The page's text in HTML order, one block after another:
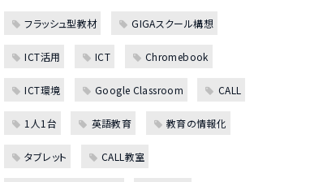
フラッシュ型教材 GIGAスクール構想
ICT活用 ICT Chromebook
ICT環境 Google Classroom CALL
1人1台 英語教育 教育の情報化
タブレット CALL教室